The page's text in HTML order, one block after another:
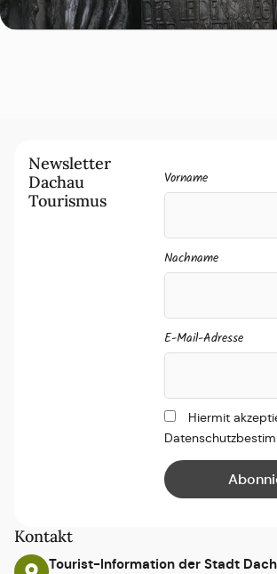
Kontakt
Tourist-Information der Stadt
Newsletter
Dachau
Tourismus
Vorname
Nachname
E-Mail-Adresse
Hiermit